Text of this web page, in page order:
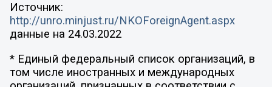
Источник:
http://unro.minjust.ru/NKOForeignAgent.aspx
данные на 24.03.2022
* Единый федеральный список организаций, в
том числе иностранных и международных